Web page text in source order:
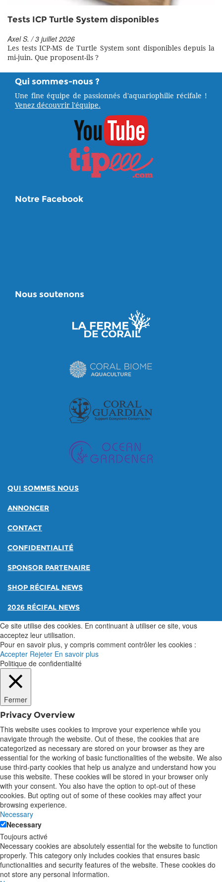
Tests ICP Turtle System disponibles
Axel S. / 3 juillet 2026
Les tests ICP-MS de Turtle System sont disponibles depuis la
mi-juin. Que proposent-ils ?
Qui sommes-nous ?
Une fine équipe de passionnés d'aquariophilie récifale !
Venez découvrir l'équipe.
Notre Facebook
Nous soutenons
QUI SOMMES NOUS
ANNONCER
CONTACT
CONFIDENTIALITÉ
SPONSOR PARTENAIRE
SHOP RÉCIFAL NEWS
2026 RÉCIFAL NEWS
Ce site utilise des cookies. En continuant à utiliser ce site, vous
acceptez leur utilisation.
Pour en savoir plus, y compris comment contrôler les cookies :
Accepter Rejeter En savoir plus
Politique de confidentialité
Fermer
Privacy Overview
This website uses cookies to improve your experience while you
navigate through the website. Out of these, the cookies that are
categorized as necessary are stored on your browser as they are
essential for the working of basic functionalities of the website. We also
use third-party cookies that help us analyze and understand how you
use this website. These cookies will be stored in your browser only
with your consent. You also have the option to opt-out of these
cookies. But opting out of some of these cookies may affect your
browsing experience.
Necessary
Necessary
Toujours activé
Necessary cookies are absolutely essential for the website to function
properly. This category only includes cookies that ensures basic
functionalities and security features of the website. These cookies do
not store any personal information.